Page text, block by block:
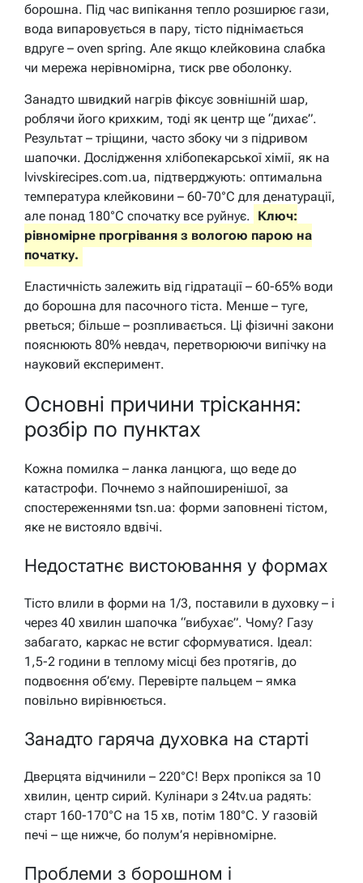
борошна. Під час випікання тепло розширює гази,
вода випаровується в пару, тісто піднімається
вдруге – oven spring. Але якщо клейковина слабка
чи мережа нерівномірна, тиск рве оболонку.
Занадто швидкий нагрів фіксує зовнішній шар,
роблячи його крихким, тоді як центр ще “дихає”.
Результат – тріщини, часто збоку чи з підривом
шапочки. Дослідження хлібопекарської хімії, як на
lvivskirecipes.com.ua, підтверджують: оптимальна
температура клейковини – 60-70°C для денатурації,
але понад 180°C спочатку все руйнує. Ключ:
рівномірне прогрівання з вологою парою на
початку.
Еластичність залежить від гідратації – 60-65% води
до борошна для пасочного тіста. Менше – туге,
рветься; більше – розпливається. Ці фізичні закони
пояснюють 80% невдач, перетворюючи випічку на
науковий експеримент.
Основні причини тріскання:
розбір по пунктах
Кожна помилка – ланка ланцюга, що веде до
катастрофи. Почнемо з найпоширенішої, за
спостереженнями tsn.ua: форми заповнені тістом,
яке не вистояло вдвічі.
Недостатнє вистоювання у формах
Тісто влили в форми на 1/3, поставили в духовку – і
через 40 хвилин шапочка “вибухає”. Чому? Газу
забагато, каркас не встиг сформуватися. Ідеал:
1,5-2 години в теплому місці без протягів, до
подвоєння об’єму. Перевірте пальцем – ямка
повільно вирівнюється.
Занадто гаряча духовка на старті
Дверцята відчинили – 220°C! Верх пропікся за 10
хвилин, центр сирий. Кулінари з 24tv.ua радять:
старт 160-170°C на 15 хв, потім 180°C. У газовій
печі – ще нижче, бо полум’я нерівномірне.
Проблеми з борошном і